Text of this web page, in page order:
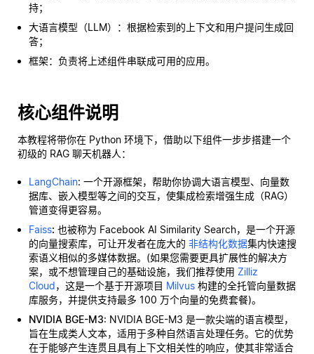
持；
大语言模型（LLM）：根据检索到的上下文和用户提问生成回
答；
框架：负责将上述组件串联成可用的应用。
核心组件说明
本教程将带你在 Python 环境下，借助以下组件一步步搭建一个
初级的 RAG 聊天机器人：
LangChain: 一个开源框架，帮助你协调大语言模型、向量数
据库、嵌入模型等之间的交互，使集成检索增强生成（RAG）
管道变得更容易。
Faiss: 也被称为 Facebook AI Similarity Search，是一个开源
的向量搜索库，可让开发者在庞大的 非结构化数据集内快速搜
索语义相似的多媒体数据。(如果您需要更具扩展性的解决方
案，或不想管理自己的基础设施，我们推荐使用 Zilliz
Cloud，这是一个基于开源项目 Milvus 构建的全托管向量数据
库服务，并提供支持最多 100 万个向量的免费套餐)。
NVIDIA BGE-M3: NVIDIA BGE-M3 是一款尖端的语言模型，
旨在生成类人文本，适用于多种自然语言处理任务。它的优势
在于能够产生连贯且具有上下文相关性的响应，使其非常适合